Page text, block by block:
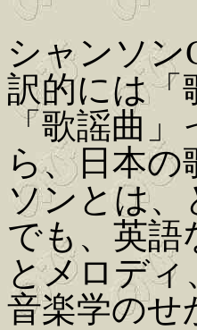
シャンソン
訳的には「
「歌謡曲
ら、日本
ソンとは
でも、英語
とメロデ
音楽学のせ